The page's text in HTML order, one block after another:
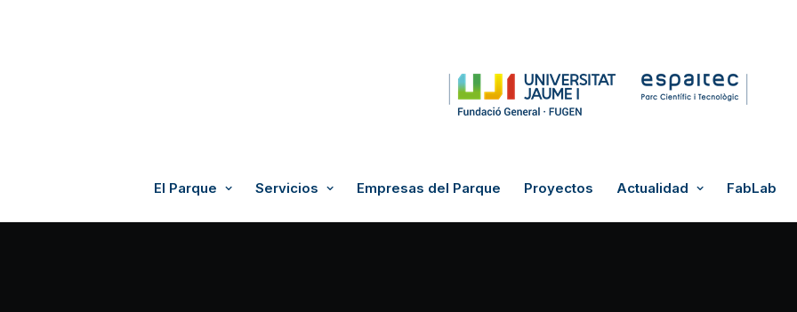
El Parque Servicios Empresas del Parque Proyectos Actualidad FabLab